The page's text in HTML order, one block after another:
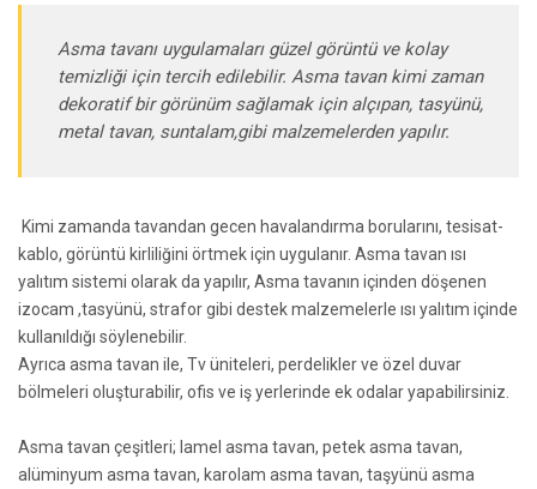
Asma tavanı uygulamaları güzel görüntü ve kolay
temizliği için tercih edilebilir. Asma tavan kimi zaman
dekoratif bir görünüm sağlamak için alçıpan, tasyünü,
metal tavan, suntalam,gibi malzemelerden yapılır.
Kimi zamanda tavandan gecen havalandırma borularını, tesisat-
kablo, görüntü kirliliğini örtmek için uygulanır. Asma tavan ısı
yalıtım sistemi olarak da yapılır, Asma tavanın içinden döşenen
izocam ,tasyünü, strafor gibi destek malzemelerle ısı yalıtım içinde
kullanıldığı söylenebilir.
Ayrıca asma tavan ile, Tv üniteleri, perdelikler ve özel duvar
bölmeleri oluşturabilir, ofis ve iş yerlerinde ek odalar yapabilirsiniz.
Asma tavan çeşitleri; lamel asma tavan, petek asma tavan,
alüminyum asma tavan, karolam asma tavan, taşyünü asma